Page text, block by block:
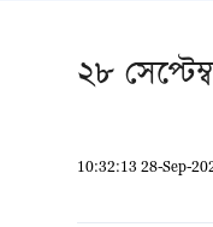
২৮
10:32:13 28-Sep-